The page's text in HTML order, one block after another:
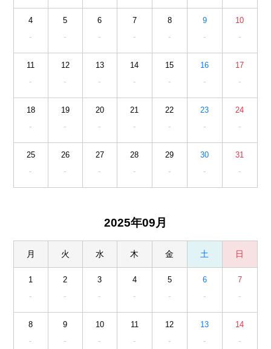
4
-
5
-
6
-
7
-
8
-
9
-
10
-
11
-
12
-
13
-
14
-
15
-
16
-
17
-
18
-
19
-
20
-
21
-
22
-
23
-
24
-
25
-
26
-
27
-
28
-
29
-
30
-
31
-
2025年09月
月 火 水 木 金 土 日
1
-
2
-
3
-
4
-
5
-
6
-
7
-
8
-
9
-
10
-
11
-
12
-
13
-
14
-